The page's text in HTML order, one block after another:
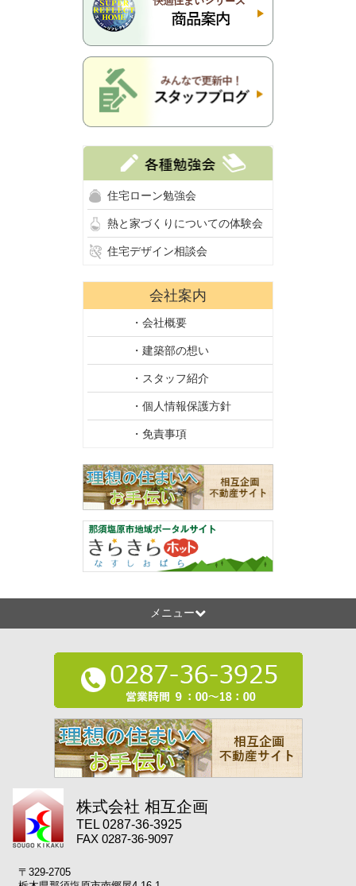
住宅ローン勉強会
熱と家づくりについての体験会
住宅デザイン相談会
会社案内
・会社概要
・建築部の想い
・スタッフ紹介
・個人情報保護方針
・免責事項
メニュー
株式会社 相互企画
TEL 0287-36-3925
FAX 0287-36-9097
〒329-2705